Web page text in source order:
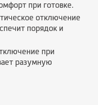
при готовке.
отключение
порядок и
при
разумную